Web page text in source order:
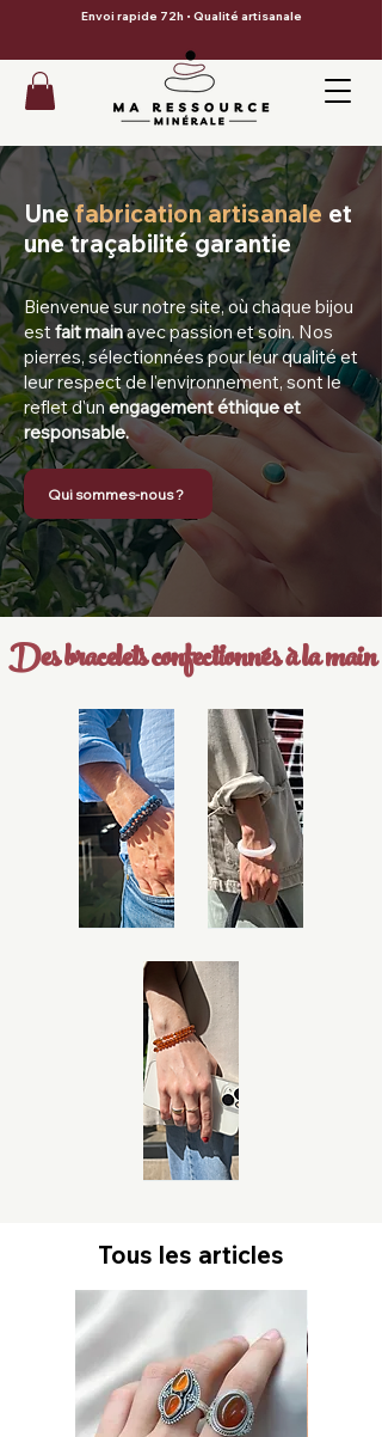
Envoi rapide 72h • Qualité artisanale
Unefabrication artisanale et
une traçabilité garantie
Bienvenue sur notre site, où chaque bijou
est fait mainavec passion et soin. Nos
pierres, sélectionnées pour leur qualité et
leur respect de l'environnement, sont le
reflet d'unengagement éthique et
responsable.
Qui sommes-nous ?
Des bracelets confectionnés à la main
Tous les articles